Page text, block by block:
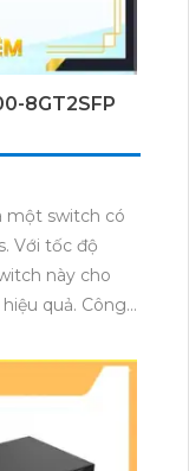
8GT2SFP
một switch có
Với tốc độ
này cho
quả. Công
suất mạng.
tăng tốc độ
chóng và